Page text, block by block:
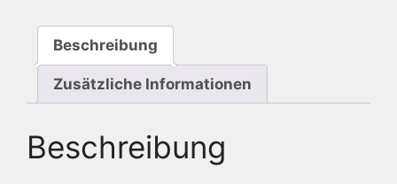
520
7645852520
Beschreibung
Zusätzliche Informationen
Beschreibung